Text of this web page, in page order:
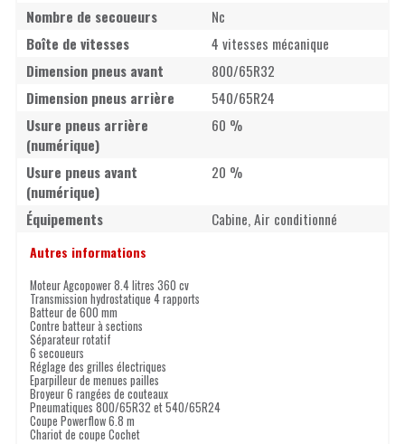
Nombre de secoueurs
Nc
Boîte de vitesses
4 vitesses mécanique
Dimension pneus avant
800/65R32
Dimension pneus arrière
540/65R24
Usure pneus arrière
(numérique)
60 %
Usure pneus avant
(numérique)
20 %
Équipements Cabine, Air conditionné
Autres informations
Moteur Agcopower 8.4 litres 360 cv
Transmission hydrostatique 4 rapports
Batteur de 600 mm
Contre batteur à sections
Séparateur rotatif
6 secoueurs
Réglage des grilles électriques
Eparpilleur de menues pailles
Broyeur 6 rangées de couteaux
Pneumatiques 800/65R32 et 540/65R24
Coupe Powerflow 6.8 m
Chariot de coupe Cochet